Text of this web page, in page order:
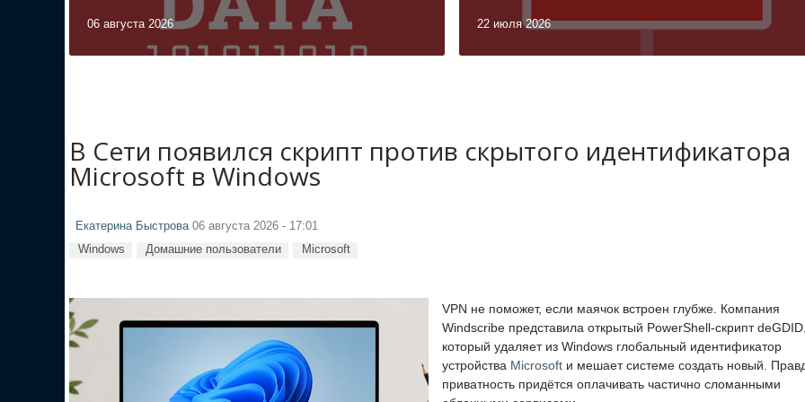
06 августа 2026 22 июля 2026
В Сети появился скрипт против скрытого идентификатора
Microsoft в Windows
Екатерина Быстрова 06 августа 2026 - 17:01
Windows Домашние пользователи Microsoft
VPN не поможет, если маячок встроен глубже. Компания
Windscribe представила открытый PowerShell-скрипт deGDID,
который удаляет из Windows глобальный идентификатор
устройства Microsoft и мешает системе создать новый.
приватность придётся оплачивать частично сломанными